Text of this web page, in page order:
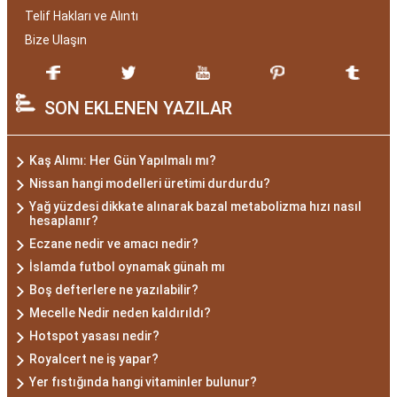
Telif Hakları ve Alıntı
Bize Ulaşın
SON EKLENEN YAZILAR
Kaş Alımı: Her Gün Yapılmalı mı?
Nissan hangi modelleri üretimi durdurdu?
Yağ yüzdesi dikkate alınarak bazal metabolizma hızı nasıl
hesaplanır?
Eczane nedir ve amacı nedir?
İslamda futbol oynamak günah mı
Boş defterlere ne yazılabilir?
Mecelle Nedir neden kaldırıldı?
Hotspot yasası nedir?
Royalcert ne iş yapar?
Yer fıstığında hangi vitaminler bulunur?